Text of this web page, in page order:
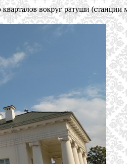
кварталов вокруг ратуши